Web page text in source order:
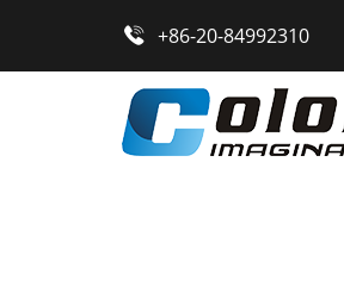
 +86-20-84992310